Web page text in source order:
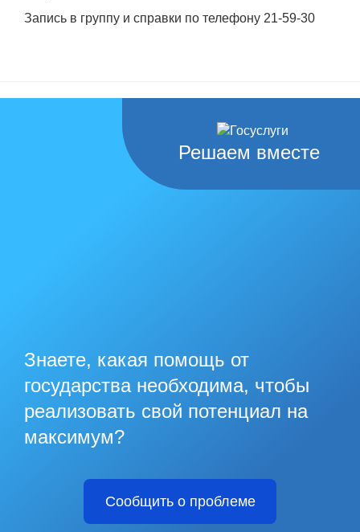
Запись в группу и справки по телефону 21-59-30
Решаем вместе
Знаете, какая помощь от
государства необходима, чтобы
реализовать свой потенциал на
максимум?
Сообщить о проблеме